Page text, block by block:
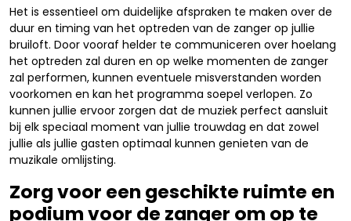
Het is essentieel om duidelijke afspraken te maken over de
duur en timing van het optreden van de zanger op jullie
bruiloft. Door vooraf helder te communiceren over hoelang
het optreden zal duren en op welke momenten de zanger
zal performen, kunnen eventuele misverstanden worden
voorkomen en kan het programma soepel verlopen. Zo
kunnen jullie ervoor zorgen dat de muziek perfect aansluit
bij elk speciaal moment van jullie trouwdag en dat zowel
jullie als jullie gasten optimaal kunnen genieten van de
muzikale omlijsting.
Zorg voor een geschikte ruimte en
podium voor de zanger om op te